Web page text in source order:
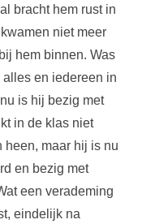
bracht hem rust in
niet meer
hem binnen. Was
en iedereen in
is hij bezig met
in de klas niet
heen, maar hij is nu
en bezig met
een verademing
eindelijk na